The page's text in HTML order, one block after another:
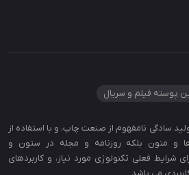
پوسته فیلم و سریال
سادگی نامفهوم از صنعت چاپ، و با استفاده از
و متون بلکه روزنامه و مجله در ستون و
شرایط فعلی تکنولوژی مورد نیاز، و کاربردهای